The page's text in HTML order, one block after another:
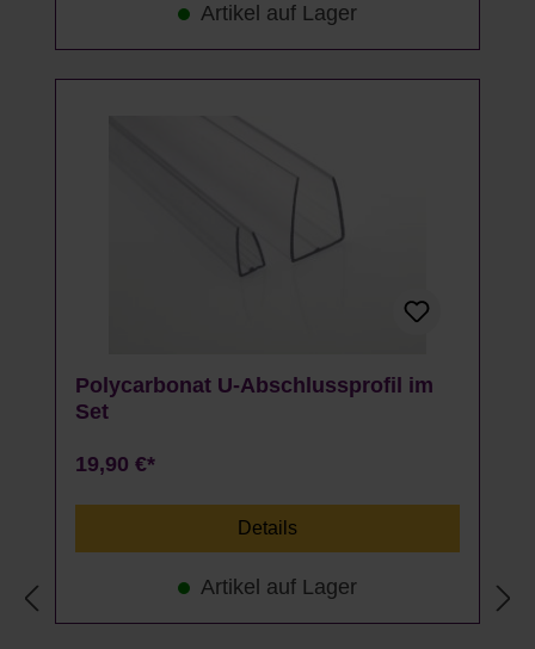
Artikel auf Lager
Polycarbonat U-Abschlussprofil im
Set
19,90 €*
Details
Artikel auf Lager